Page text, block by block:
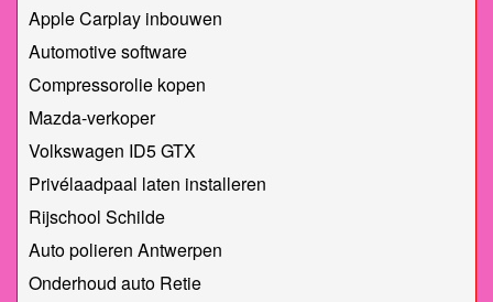
Apple Carplay inbouwen
Automotive software
Compressorolie kopen
Mazda-verkoper
Volkswagen ID5 GTX
Privélaadpaal laten installeren
Rijschool Schilde
Auto polieren Antwerpen
Onderhoud auto Retie